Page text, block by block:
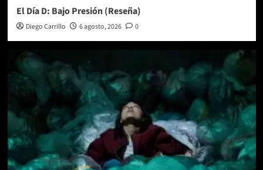
El Día D: Bajo Presión (Reseña)
Diego Carrillo 6 agosto, 2026 0